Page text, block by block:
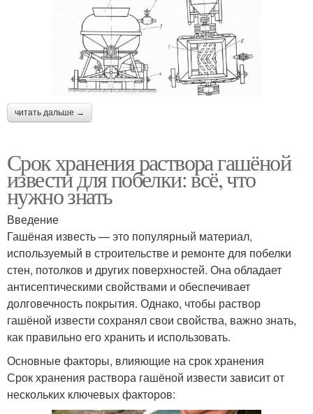
читать дальше →
Срок хранения раствора гашёной
извести для побелки: всё, что
нужно знать
Введение
Гашёная известь — это популярный материал,
используемый в строительстве и ремонте для побелки
стен, потолков и других поверхностей. Она обладает
антисептическими свойствами и обеспечивает
долговечность покрытия. Однако, чтобы раствор
гашёной извести сохранял свои свойства, важно знать,
как правильно его хранить и использовать.
Основные факторы, влияющие на срок хранения
Срок хранения раствора гашёной извести зависит от
нескольких ключевых факторов: